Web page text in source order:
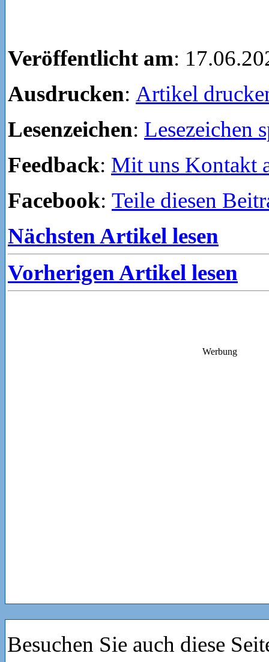
Veröffentlicht am:
Ausdrucken: Artikel
Lesenzeichen: Lesezeichen
Feedback: Mit uns Kontakt
Facebook: Teile diesen
Nächsten Artikel lesen
Vorherigen Artikel lesen
Werbung
Besuchen Sie auch diese